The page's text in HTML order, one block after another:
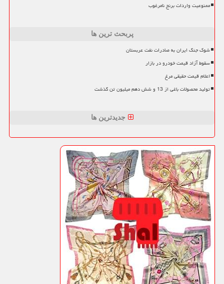
ممنوعیت واردات برنج نامرغوب
پربحث ترین ها
شوک جنگ ایران به صادرات نفت عربستان
سقوط آزاد قیمت خودرو در بازار
اعلام قیمت حقیقی مرغ
تولید محصولات باغی از 13 و شش دهم میلیون تن گذشت
جدیدترین ها